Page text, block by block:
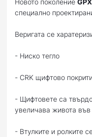
Новото поколение GPX
специално
Веригата се
- Ниско тегло
- CRK щифтово
- Щифтовете са
увеличава живота
- Втулките и ролките